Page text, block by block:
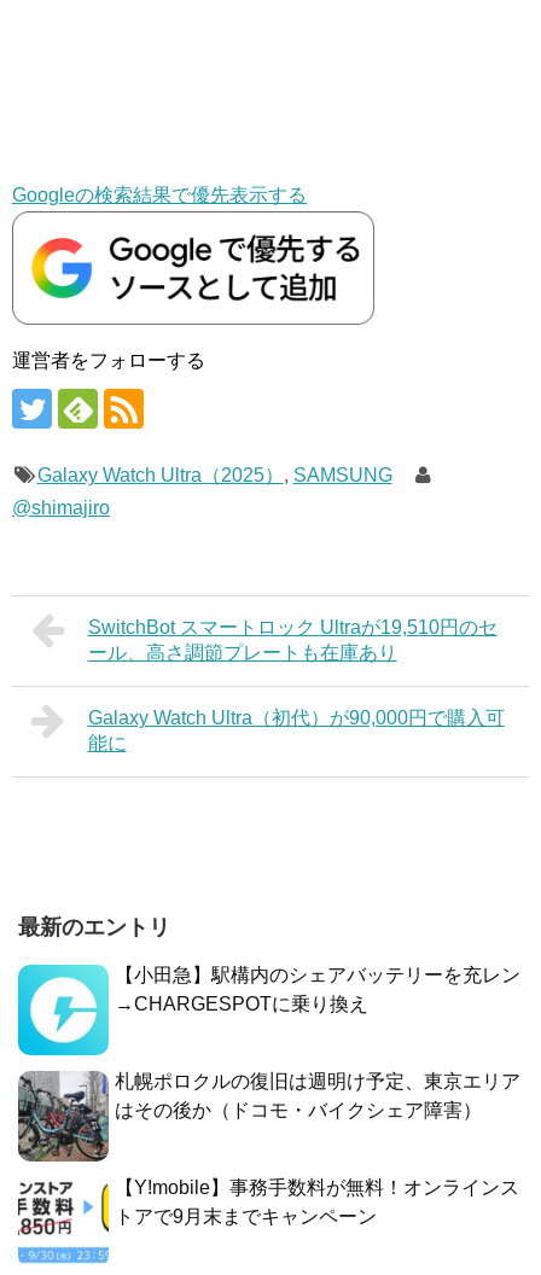
Googleの検索結果で優先表示する
運営者をフォローする
Galaxy Watch Ultra（2025） , SAMSUNG
@shimajiro
SwitchBot スマートロック Ultraが19,510円のセ
ール、高さ調節プレートも在庫あり
Galaxy Watch Ultra（初代）が90,000円で購入可
能に
最新のエントリ
【小田急】駅構内のシェアバッテリーを充レン
→CHARGESPOTに乗り換え
札幌ポロクルの復旧は週明け予定、東京エリア
はその後か（ドコモ・バイクシェア障害）
【Y!mobile】事務手数料が無料！オンラインス
トアで9月末までキャンペーン